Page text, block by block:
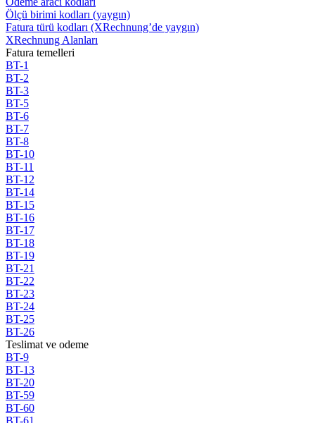
Ölçü birimi kodları (yaygın)
Fatura türü kodları (XRechnung’de yaygın)
XRechnung Alanları
Fatura temelleri
BT-1
BT-2
BT-3
BT-5
BT-6
BT-7
BT-8
BT-10
BT-11
BT-12
BT-14
BT-15
BT-16
BT-17
BT-18
BT-19
BT-21
BT-22
BT-23
BT-24
BT-25
BT-26
Teslimat ve odeme
BT-9
BT-13
BT-20
BT-59
BT-60
BT-61